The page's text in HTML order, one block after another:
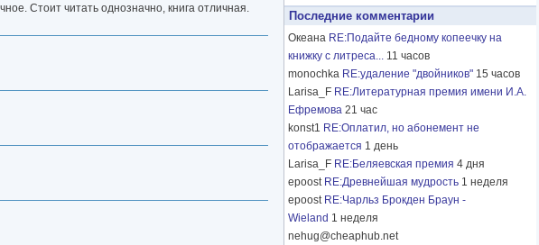
Стоит читать однозначно, книга отличная.
Последние комментарии
Океана RE:Подайте бедному копеечку на
книжку с литреса... 11 часов
monochka RE:удаление "двойников" 15 часов
Larisa_F RE:Литературная премия имени И.А.
Ефремова 21 час
konst1 RE:Оплатил, но абонемент не
отображается 1 день
Larisa_F RE:Беляевская премия 4 дня
epoost RE:Древнейшая мудрость 1 неделя
epoost RE:Чарльз Брокден Браун -
Wieland 1 неделя
nehug@cheaphub.net